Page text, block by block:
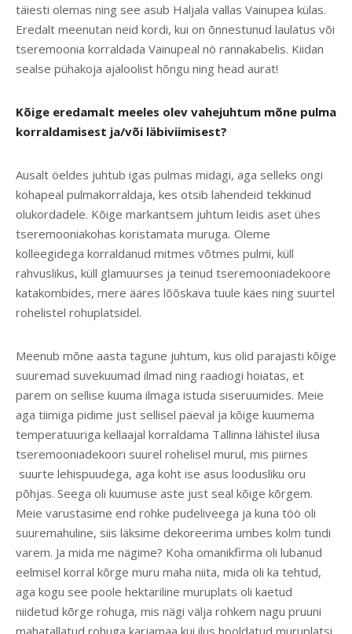
täiesti olemas ning see asub Haljala vallas Vainupea külas.
Eredalt meenutan neid kordi, kui on õnnestunud laulatus või
tseremoonia korraldada Vainupeal nö rannakabelis. Kiidan
sealse pühakoja ajaloolist hõngu ning head aurat!
Kõige eredamalt meeles olev vahejuhtum mõne pulma
korraldamisest ja/või läbiviimisest?
Ausalt öeldes juhtub igas pulmas midagi, aga selleks ongi
kohapeal pulmakorraldaja, kes otsib lahendeid tekkinud
olukordadele. Kõige markantsem juhtum leidis aset ühes
tseremooniakohas koristamata muruga. Oleme
kolleegidega korraldanud mitmes võtmes pulmi, küll
rahvuslikus, küll glamuurses ja teinud tseremooniadekoore
katakombides, mere ääres lõõskava tuule käes ning suurtel
rohelistel rohuplatsidel.
Meenub mõne aasta tagune juhtum, kus olid parajasti kõige
suuremad suvekuumad ilmad ning raadiogi hoiatas, et
parem on sellise kuuma ilmaga istuda siseruumides. Meie
aga tiimiga pidime just sellisel päeval ja kõige kuumema
temperatuuriga kellaajal korraldama Tallinna lähistel ilusa
tseremooniadekoori suurel rohelisel murul, mis piirnes
suurte lehispuudega, aga koht ise asus loodusliku oru
põhjas. Seega oli kuumuse aste just seal kõige kõrgem.
Meie varustasime end rohke pudeliveega ja kuna töö oli
suuremahuline, siis läksime dekoreerima umbes kolm tundi
varem. Ja mida me nägime? Koha omanikfirma oli lubanud
eelmisel korral kõrge muru maha niita, mida oli ka tehtud,
aga kogu see poole hektariline muruplats oli kaetud
niidetud kõrge rohuga, mis nägi välja rohkem nagu pruuni
mahatallatud rohuga karjamaa kui ilus hooldatud muruplatsi.